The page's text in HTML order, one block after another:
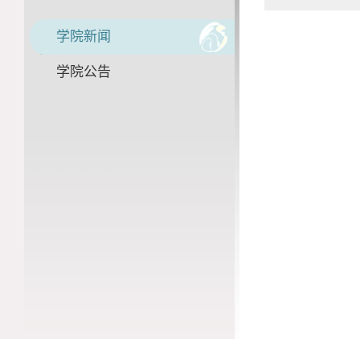
学院新闻
学院公告